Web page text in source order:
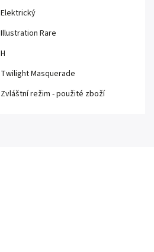
Elektrický
Illustration Rare
H
Twilight Masquerade
Zvláštní režim - použité zboží